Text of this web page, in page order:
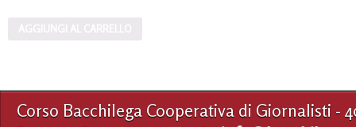
Corso Bacchilega Cooperativa di Giornalisti -